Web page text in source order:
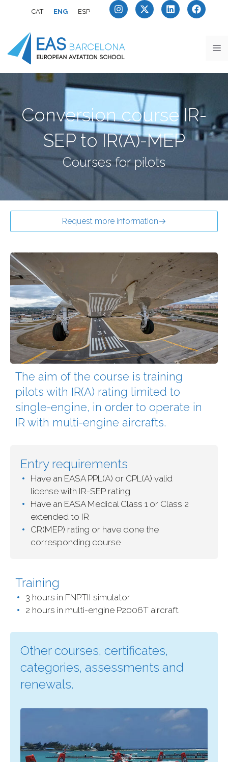
CAT ENG ESP
Conversion course IR-
SEP to IR(A)-MEP
Courses for pilots
Request more information
The aim of the course is training
pilots with IR(A) rating limited to
single-engine, in order to operate in
IR with multi-engine aircrafts.
Entry requirements
Have an EASA PPL(A) or CPL(A) valid
license with IR-SEP rating
Have an EASA Medical Class 1 or Class 2
extended to IR
CR(MEP) rating or have done the
corresponding course
Training
3 hours in FNPTII simulator
2 hours in multi-engine P2006T aircraft
Other courses, certificates,
categories, assessments and
renewals.